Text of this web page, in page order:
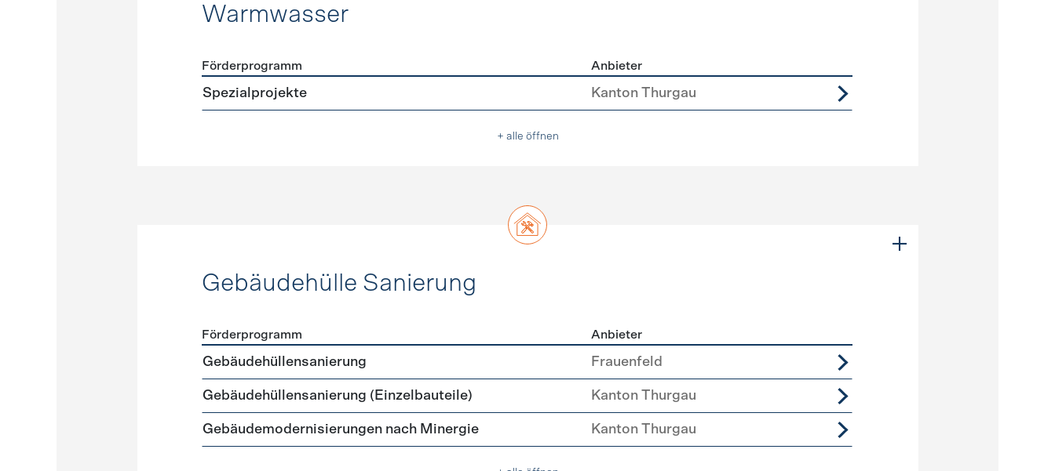
Warmwasser
Förderprogramme
Förderprogramm Anbieter
Spezialprojekte Kanton Thurgau
+ alle öffnen
Gebäudehülle Sanierung
Förderprogramme Gebäudehülle Sanierung
Förderprogramm Anbieter
Gebäudehüllensanierung Frauenfeld
Gebäudehüllensanierung (Einzelbauteile) Kanton Thurgau
Gebäudemodernisierungen nach Minergie Kanton Thurgau